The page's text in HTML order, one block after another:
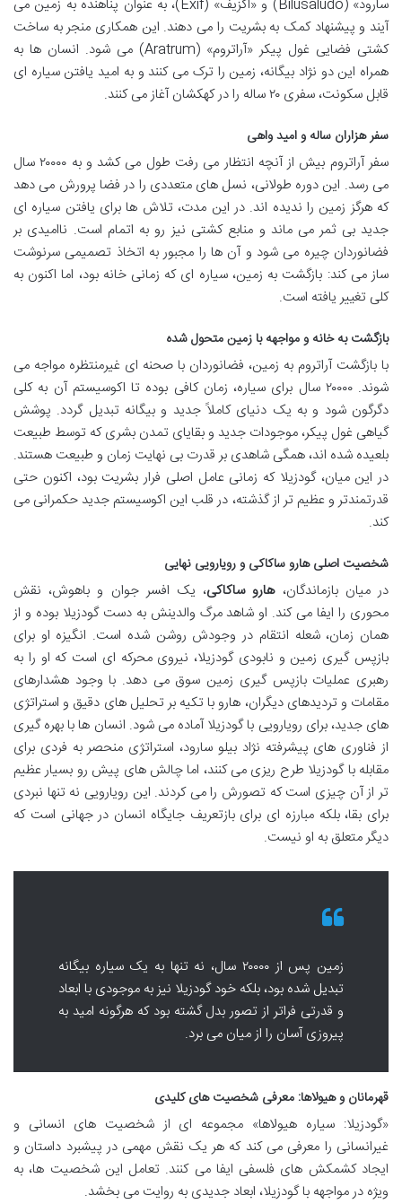
سارود» (Bilusaludo) و «اگزیف» (Exif)، به عنوان پناهنده به زمین می
آیند و پیشنهاد کمک به بشریت را می دهند. این همکاری منجر به ساخت
کشتی فضایی غول پیکر «آراتروم» (Aratrum) می شود. انسان ها به
همراه این دو نژاد بیگانه، زمین را ترک می کنند و به امید یافتن سیاره ای
قابل سکونت، سفری ۲۰ ساله را در کهکشان آغاز می کنند.
سفر هزاران ساله و امید واهی
سفر آراتروم بیش از آنچه انتظار می رفت طول می کشد و به ۲۰۰۰۰ سال
می رسد. این دوره طولانی، نسل های متعددی را در فضا پرورش می دهد
که هرگز زمین را ندیده اند. در این مدت، تلاش ها برای یافتن سیاره ای
جدید بی ثمر می ماند و منابع کشتی نیز رو به اتمام است. ناامیدی بر
فضانوردان چیره می شود و آن ها را مجبور به اتخاذ تصمیمی سرنوشت
ساز می کند: بازگشت به زمین، سیاره ای که زمانی خانه بود، اما اکنون به
کلی تغییر یافته است.
بازگشت به خانه و مواجهه با زمین متحول شده
با بازگشت آراتروم به زمین، فضانوردان با صحنه ای غیرمنتظره مواجه می
شوند. ۲۰۰۰۰ سال برای سیاره، زمان کافی بوده تا اکوسیستم آن به کلی
دگرگون شود و به یک دنیای کاملاً جدید و بیگانه تبدیل گردد. پوشش
گیاهی غول پیکر، موجودات جدید و بقایای تمدن بشری که توسط طبیعت
بلعیده شده اند، همگی شاهدی بر قدرت بی نهایت زمان و طبیعت هستند.
در این میان، گودزیلا که زمانی عامل اصلی فرار بشریت بود، اکنون حتی
قدرتمندتر و عظیم تر از گذشته، در قلب این اکوسیستم جدید حکمرانی می
کند.
شخصیت اصلی هارو ساکاکی و رویارویی نهایی
در میان بازماندگان،هارو ساکاکی، یک افسر جوان و باهوش، نقش
محوری را ایفا می کند. او شاهد مرگ والدینش به دست گودزیلا بوده و از
همان زمان، شعله انتقام در وجودش روشن شده است. انگیزه او برای
بازپس گیری زمین و نابودی گودزیلا، نیروی محرکه ای است که او را به
رهبری عملیات بازپس گیری زمین سوق می دهد. با وجود هشدارهای
مقامات و تردیدهای دیگران، هارو با تکیه بر تحلیل های دقیق و استراتژی
های جدید، برای رویارویی با گودزیلا آماده می شود. انسان ها با بهره گیری
از فناوری های پیشرفته نژاد بیلو سارود، استراتژی منحصر به فردی برای
مقابله با گودزیلا طرح ریزی می کنند، اما چالش های پیش رو بسیار عظیم
تر از آن چیزی است که تصورش را می کردند. این رویارویی نه تنها نبردی
برای بقا، بلکه مبارزه ای برای بازتعریف جایگاه انسان در جهانی است که
دیگر متعلق به او نیست.
زمین پس از ۲۰۰۰۰ سال، نه تنها به یک سیاره بیگانه
تبدیل شده بود، بلکه خود گودزیلا نیز به موجودی با ابعاد
و قدرتی فراتر از تصور بدل گشته بود که هرگونه امید به
پیروزی آسان را از میان می برد.
قهرمانان و هیولاها: معرفی شخصیت های کلیدی
«گودزیلا: سیاره هیولاها» مجموعه ای از شخصیت های انسانی و
غیرانسانی را معرفی می کند که هر یک نقش مهمی در پیشبرد داستان و
ایجاد کشمکش های فلسفی ایفا می کنند. تعامل این شخصیت ها، به
ویژه در مواجهه با گودزیلا، ابعاد جدیدی به روایت می بخشد.